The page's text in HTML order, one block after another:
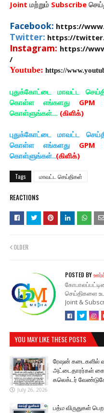
Joint மற்றும் Subscribe
Facebook: https://
Twitter: https://
Instagram: https://
/
Youtube: https://
புதுக்கோட்டை மாவட்ட
கொள்ள எங்களது GPM
கொள்ளுங்கள்... (கிளிக்)
புதுக்கோட்டை மாவட்ட
கொள்ள எங்களது GPM
கொள்ளுங்கள்..(கிளிக்)
Tags மாவட்ட செய்திகள்
REACTIONS
OLDER
POSTED BY
செய்திகளை
Joint &
YOU MAY LIKE THESE POSTS
ரேஷன் கடைகளில்
அட்டைதாரர்கள்
கலெக்டர்
July 26, 2026
பத்ம விருதுகள்